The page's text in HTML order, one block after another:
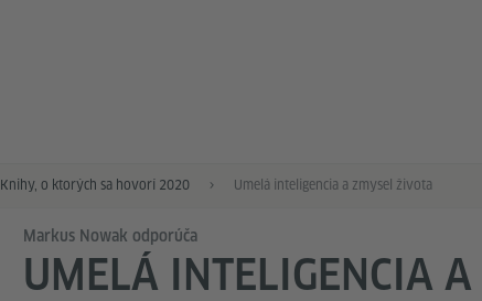
Knihy, o ktorých sa hovorí 2020 Umelá inteligencia a zmysel života
Markus Nowak odporúča
UMELÁ INTELIGENCIA